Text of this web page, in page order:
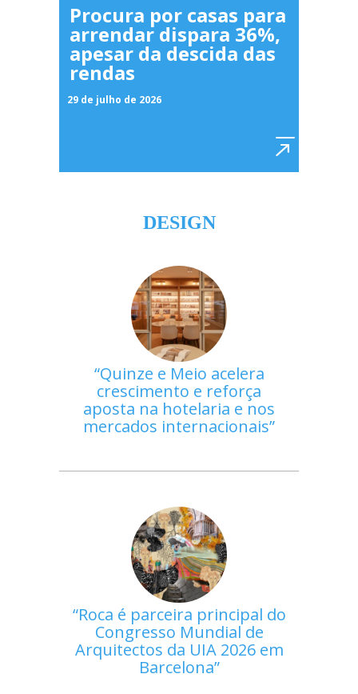
Procura por casas para
arrendar dispara 36%,
apesar da descida das
rendas
29 de julho de 2026
DESIGN
Quinze e Meio acelera
crescimento e reforça
aposta na hotelaria e nos
mercados internacionais
Roca é parceira principal do
Congresso Mundial de
Arquitectos da UIA 2026 em
Barcelona